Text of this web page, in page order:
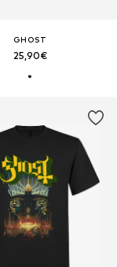
GHOST
25,90€